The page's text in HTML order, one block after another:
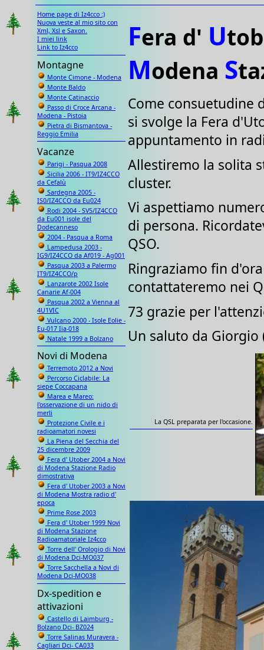
Home page di Iz4cco :)
Nuova veste al mio sito con
Xml, Xsl e Saxon.
I miei link
Link to Iz4cco
Montagne
Monte Cimone - Modena
Monte Baldo
Monte Catinaccio
Passo di Croce Arcana -
Modena - Pistoia
Pietra di Bismantova -
Reggio Emilia
Vacanze
Parigi - Pasqua 2008
Sicilia 2006 - IT9/IZ4CCO
da Cefalù
Sardegna 2005 -
IS0/IZ4CCO da Eu024
Rodi 2004 - SV5/IZ4CCO
da Eu001 isole del
Dodecanneso
2004 - Pasqua a Roma
Lampedusa 2003 -
IG9/IZ4CCO da Af019 - Ag001
Pasqua 2003 a Palermo
IT9/IZ4CCO/p
Lanzarote 2002 Isole
Canarie Af-004
Pasqua 2002 a Vienna al
4U1VIC
Vulcano 2000 - Isole Eolie -
Eu-017 Iia-018
Natale 1999 a Bolzano
Novi di Modena
Terremoto 2012 a Novi
Percorso Ciclabile: La
siepe Coccapana
Marea e Mareo:
l'osservazione di un nido di
merli
Protezione Civile e i
radioamatori novesi
La Piena del Secchia del
25 dicembre 2009
Fera d' Utober 2004 a Novi
di Modena Stazione Radio
dimostrativa
Fera d' Utober 2003 a Novi
di Modena Mostra radio d'
epoca
Prime Rose 2003
Fera d' Utober 1999 Novi
di Modena Stazione
Radioamatoriale Iz4cco
Torre dell' Orologio di Novi
di Modena Dci-MO037
Torre Sacchella a Novi di
Modena Dci-MO038
Dx-spedition e
attivazioni
Castello di Laimburg -
Bolzano Dci- BZ024
Torre Salinas Muravera -
Cagliari Dci- CA033
Fera d' U
Modena S
Come consuetudine
si svolge la Fera
appuntamento in
Allestiremo la solita
cluster.
Vi aspettiamo
di persona.
QSO.
Ringraziamo fin
contattateremo nei
73 grazie per
Un saluto da Giorgio
La QSL preparata per l'occasione.